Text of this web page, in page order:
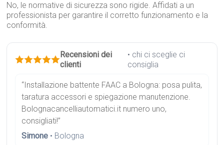
No, le normative di sicurezza sono rigide. Affidati a un
professionista per garantire il corretto funzionamento e la
conformità.
Recensioni dei
clienti
• chi ci sceglie ci
consiglia
“Installazione battente FAAC a Bologna: posa pulita,
taratura accessori e spiegazione manutenzione.
Bolognacancelliautomatici.it numero uno,
consigliati!”
Simone • Bologna